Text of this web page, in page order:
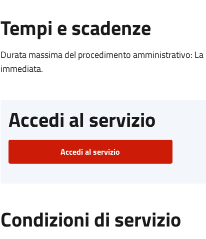
Tempi e scadenze
Durata massima del procedimento amministrativo:
immediata.
Accedi al servizio
Accedi al servizio
Condizioni di servizio